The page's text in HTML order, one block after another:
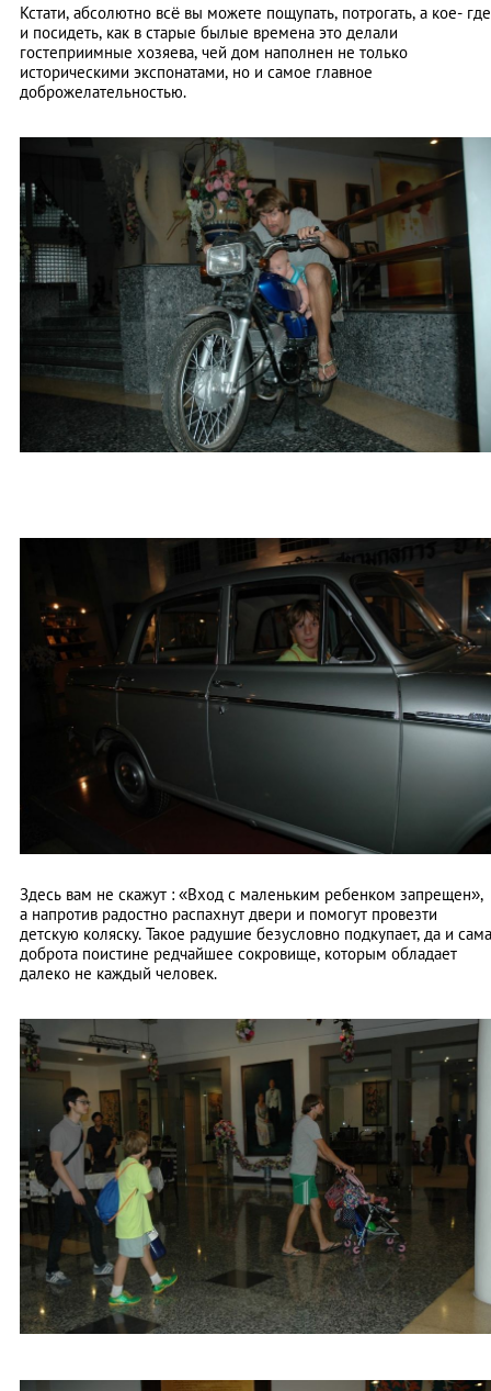
Кстати, абсолютно всё вы можете пощупать, потрогать, а кое- где
и посидеть, как в старые былые времена это делали
гостеприимные хозяева, чей дом наполнен не только
историческими экспонатами, но и самое главное
доброжелательностью.
Здесь вам не скажут : «Вход с маленьким ребенком запрещен»,
а напротив радостно распахнут двери и помогут провезти
детскую коляску. Такое радушие безусловно подкупает, да и сама
доброта поистине редчайшее сокровище, которым обладает
далеко не каждый человек.